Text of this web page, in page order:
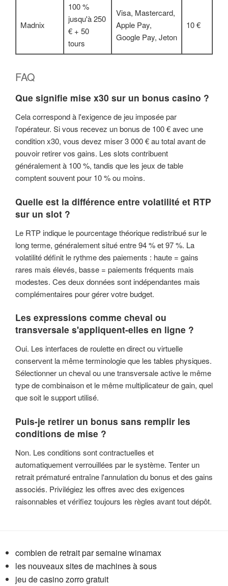
Madnix
100 %
jusqu'à 250
€ + 50
tours
Visa, Mastercard,
Apple Pay,
Google Pay, Jeton
10 €
FAQ
Que signifie mise x30 sur un bonus casino ?
Cela correspond à l'exigence de jeu imposée par
l'opérateur. Si vous recevez un bonus de 100 € avec une
condition x30, vous devez miser 3 000 € au total avant de
pouvoir retirer vos gains. Les slots contribuent
généralement à 100 %, tandis que les jeux de table
comptent souvent pour 10 % ou moins.
Quelle est la différence entre volatilité et RTP
sur un slot ?
Le RTP indique le pourcentage théorique redistribué sur le
long terme, généralement situé entre 94 % et 97 %. La
volatilité définit le rythme des paiements : haute = gains
rares mais élevés, basse = paiements fréquents mais
modestes. Ces deux données sont indépendantes mais
complémentaires pour gérer votre budget.
Les expressions comme cheval ou
transversale s'appliquent-elles en ligne ?
Oui. Les interfaces de roulette en direct ou virtuelle
conservent la même terminologie que les tables physiques.
Sélectionner un cheval ou une transversale active le même
type de combinaison et le même multiplicateur de gain, quel
que soit le support utilisé.
Puis-je retirer un bonus sans remplir les
conditions de mise ?
Non. Les conditions sont contractuelles et
automatiquement verrouillées par le système. Tenter un
retrait prématuré entraîne l'annulation du bonus et des gains
associés. Privilégiez les offres avec des exigences
raisonnables et vérifiez toujours les règles avant tout dépôt.
combien de retrait par semaine winamax
les nouveaux sites de machines à sous
jeu de casino zorro gratuit